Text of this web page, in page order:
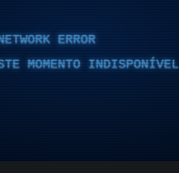
ERROR
MOMENTO INDISPONÍVEL